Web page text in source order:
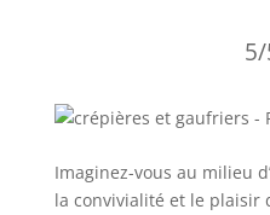
Imaginez-vous au milieu
la convivialité et le plaisir